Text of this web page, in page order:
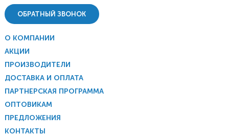
ОБРАТНЫЙ ЗВОНОК
О КОМПАНИИ
АКЦИИ
ПРОИЗВОДИТЕЛИ
ДОСТАВКА И ОПЛАТА
ПАРТНЕРСКАЯ ПРОГРАММА
ОПТОВИКАМ
ПРЕДЛОЖЕНИЯ
КОНТАКТЫ